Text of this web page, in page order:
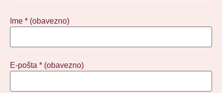
Ime * (obavezno)
E-pošta * (obavezno)